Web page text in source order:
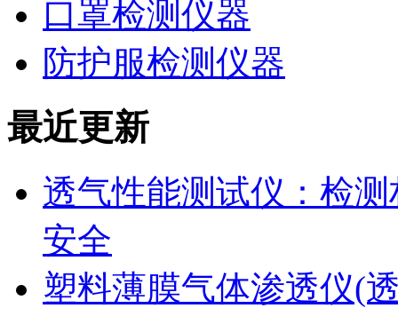
口罩检测仪器
防护服检测仪器
最近更新
透气性能测试仪：检
安全
塑料薄膜气体渗透仪(